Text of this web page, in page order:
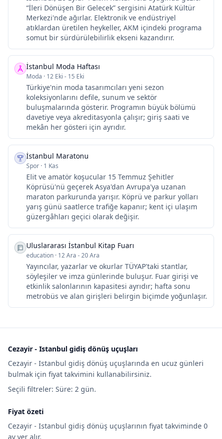
“İleri Dönüşen Bir Gelecek” sergisini Atatürk Kültür
Merkezi'nde ağırlar. Elektronik ve endüstriyel
atıklardan üretilen heykeller, AKM içindeki programa
somut bir sürdürülebilirlik ekseni kazandırır.
İstanbul Moda Haftası
Moda · 12 Eki - 15 Eki
Türkiye'nin moda tasarımcıları yeni sezon
koleksiyonlarını defile, sunum ve sektör
buluşmalarında gösterir. Programın büyük bölümü
davetiye veya akreditasyonla çalışır; giriş saati ve
mekân her gösteri için ayrıdır.
İstanbul Maratonu
Spor · 1 Kas
Elit ve amatör koşucular 15 Temmuz Şehitler
Köprüsü'nü geçerek Asya'dan Avrupa'ya uzanan
maraton parkurunda yarışır. Köprü ve parkur yolları
yarış günü saatlerce trafiğe kapanır; kent içi ulaşım
güzergâhları geçici olarak değişir.
Uluslararası İstanbul Kitap Fuarı
education · 12 Ara - 20 Ara
Yayıncılar, yazarlar ve okurlar TÜYAP'taki stantlar,
söyleşiler ve imza günlerinde buluşur. Fuar girişi ve
etkinlik salonlarının kapasitesi ayrıdır; hafta sonu
metrobüs ve alan girişleri belirgin biçimde yoğunlaşır.
Cezayir - Istanbul gidiş dönüş uçuşları
Cezayir - Istanbul gidiş dönüş uçuşlarında en ucuz günleri
bulmak için fiyat takvimini kullanabilirsiniz.
Seçili filtreler: Süre: 2 gün.
Fiyat özeti
Cezayir - Istanbul gidiş dönüş uçuşlarının fiyat takviminde 0
ay yer alır.